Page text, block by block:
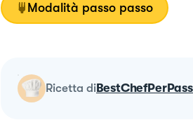
Modalità passo passo
ricetta di